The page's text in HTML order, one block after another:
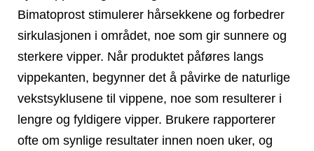
Bimatoprost stimulerer hårsekkene og forbedrer
sirkulasjonen i området, noe som gir sunnere og
sterkere vipper. Når produktet påføres langs
vippekanten, begynner det å påvirke de naturlige
vekstsyklusene til vippene, noe som resulterer i
lengre og fyldigere vipper. Brukere rapporterer
ofte om synlige resultater innen noen uker, og